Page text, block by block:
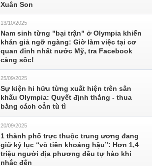
Xuân Son
13/10/2025
Nam sinh từng "bại trận" ở Olympia khiến
khán giả ngỡ ngàng: Giờ làm việc tại cơ
quan đỉnh nhất nước Mỹ, tra Facebook
càng sốc!
25/09/2025
Sự kiện hi hữu từng xuất hiện trên sân
khấu Olympia: Quyết định thắng - thua
bằng cách oẳn tù tì
20/09/2025
1 thành phố trực thuộc trung ương đang
giữ kỷ lục “vô tiền khoáng hậu”: Hơn 1,4
triệu người địa phương đều tự hào khi
nhắc đến